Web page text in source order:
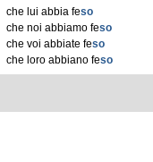
che lui abbia feso
che noi abbiamo feso
che voi abbiate feso
che loro abbiano feso